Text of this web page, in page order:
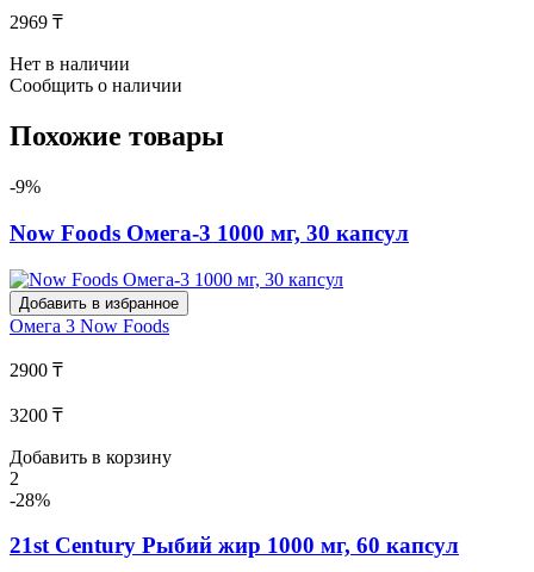
2969 ₸
Нет в наличии
Сообщить о наличии
Похожие товары
-9%
Now Foods Омега-3 1000 мг, 30 капсул
Добавить в избранное
Омега 3 Now Foods
2900 ₸
3200 ₸
Добавить в корзину
2
-28%
21st Century Рыбий жир 1000 мг, 60 капсул